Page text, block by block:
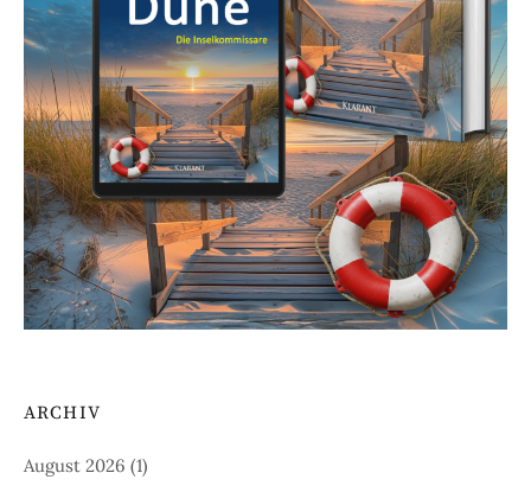
ARCHIV
August 2026 (1)